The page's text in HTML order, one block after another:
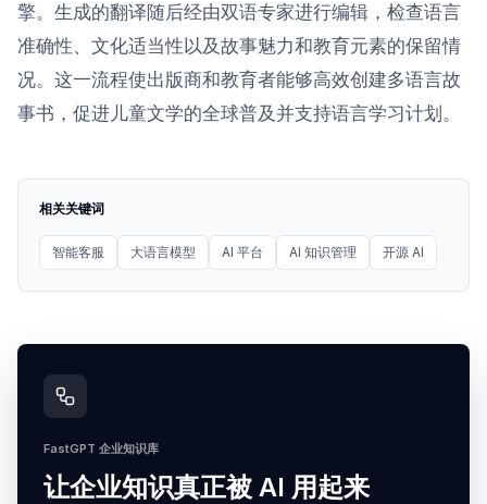
擎。生成的翻译随后经由双语专家进行编辑，检查语言
准确性、文化适当性以及故事魅力和教育元素的保留情
况。这一流程使出版商和教育者能够高效创建多语言故
事书，促进儿童文学的全球普及并支持语言学习计划。
相关关键词
智能客服 大语言模型 AI 平台 AI 知识管理 开源 AI
FastGPT 企业知识库
让企业知识真正被 AI 用起来